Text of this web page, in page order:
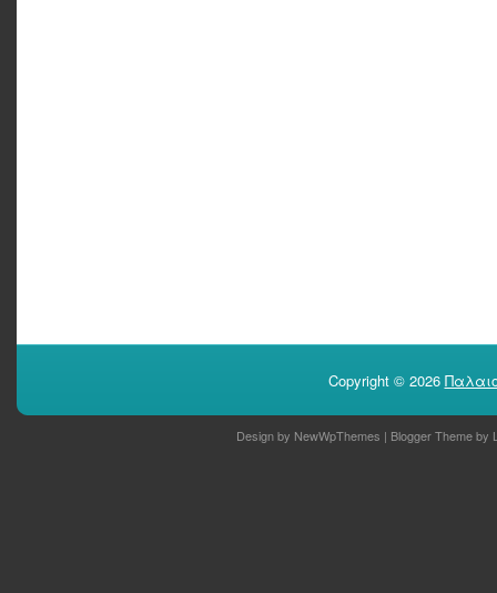
Copyright © 2026
Design by NewWpThemes | Blogger Theme by